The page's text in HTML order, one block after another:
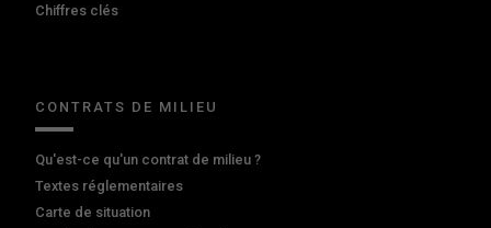
Chiffres clés
CONTRATS DE MILIEU
Qu'est-ce qu'un contrat de milieu ?
Textes réglementaires
Carte de situation